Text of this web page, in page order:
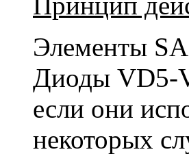
Элементы
Диоды VD5-
если они
некоторых